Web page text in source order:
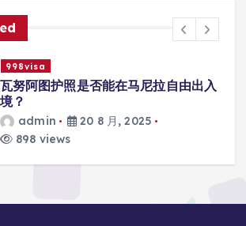
998visa
瓦努阿图护照是否能在马尼拉使用国际
学校的注册？
admin
20 8 月, 2025
813 views